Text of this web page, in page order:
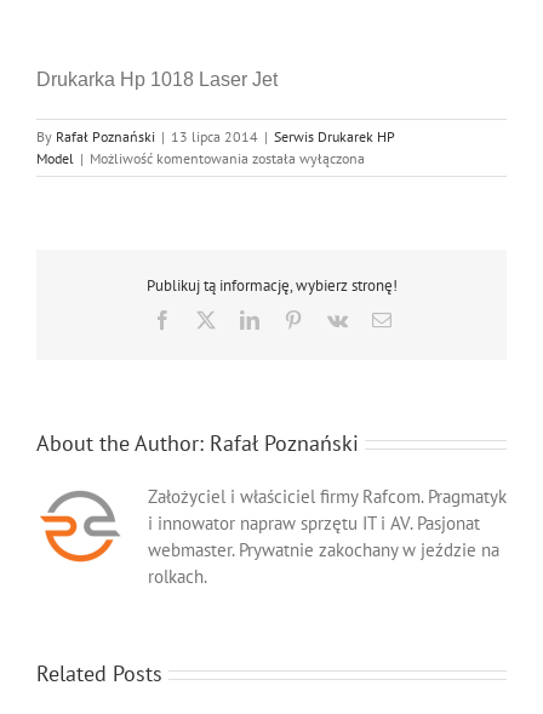
Drukarka Hp 1018 Laser Jet
By Rafał Poznański | 13 lipca 2014 | Serwis Drukarek HP
Model | Możliwość komentowania Serwis
Hp
została wyłączona
Publikuj tą informację, wybierz stronę!
Facebook LinkedInPinterest
Vk Email
About the Author: Rafał Poznański
Założyciel i właściciel firmy Rafcom. Pragmatyk
i innowator napraw sprzętu IT i AV. Pasjonat
webmaster. Prywatnie zakochany w jeździe na
rolkach.
Related Posts